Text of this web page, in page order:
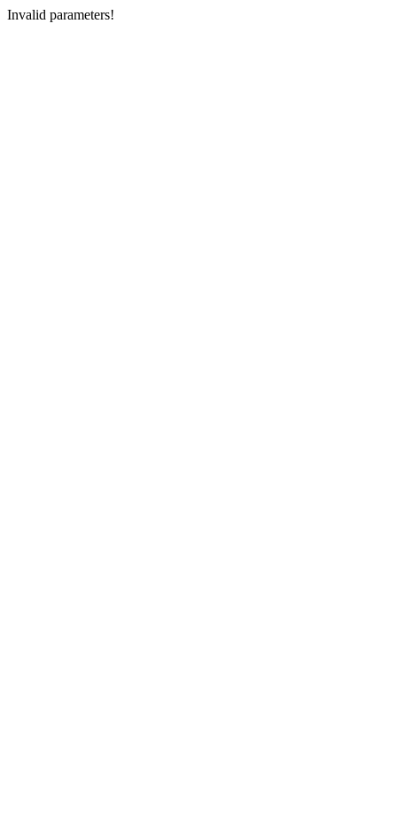
Invalid parameters!